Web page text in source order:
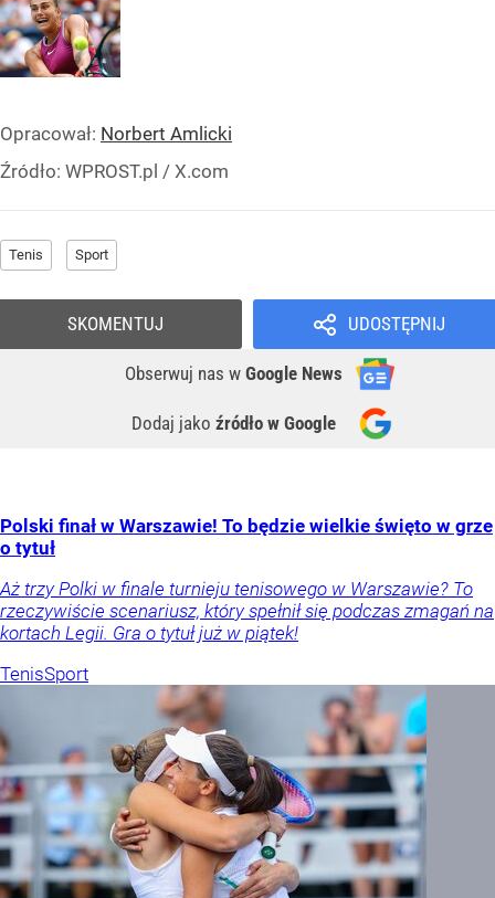
Opracował: Norbert Amlicki
Źródło: WPROST.pl / X.com
Tenis Sport
UDOSTĘPNIJ
Obserwuj nas w Google News
Dodaj jako źródło w Google
SKOMENTUJ
Polski finał w Warszawie! To będzie wielkie święto w grze
o tytuł
Aż trzy Polki w finale turnieju tenisowego w Warszawie? To
rzeczywiście scenariusz, który spełnił się podczas zmagań na
kortach Legii. Gra o tytuł już w piątek!
TenisSport